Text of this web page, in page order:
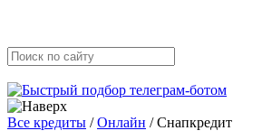
Все кредиты /Онлайн /Снапкредит